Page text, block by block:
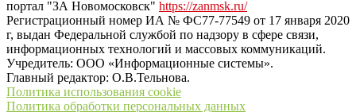
портал "ЗА Новомосковск" https://zanmsk.ru/
Регистрационный номер ИА № ФС77-77549 от 17 января 2020
г, выдан Федеральной службой по надзору в сфере связи,
информационных технологий и массовых коммуникаций.
Учредитель: ООО «Информационные системы».
Главный редактор: О.В.Тельнова.
Политика использования cookie
Политика обработки персональных данных